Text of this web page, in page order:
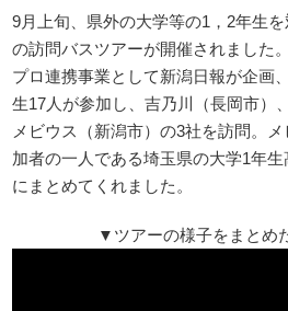
9月上旬、県外の大学等の1，2年生
の訪問バスツアーが開催されました
プロ連携事業として新潟日報が企画
生17人が参加し、吉乃川（長岡市）
メビウス（新潟市）の3社を訪問。
加者の一人である埼玉県の大学1年
にまとめてくれました。
▼ツアーの様子をまとめ